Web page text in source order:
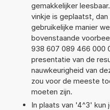
gemakkelijker
vinkje is geplaatst,
gebruikelijke manier
bovenstaande
938 607 089 466 000
presentatie van de
nauwkeurigheid van
zou voor de meeste
moeten zijn.
In plaats van '4^3'